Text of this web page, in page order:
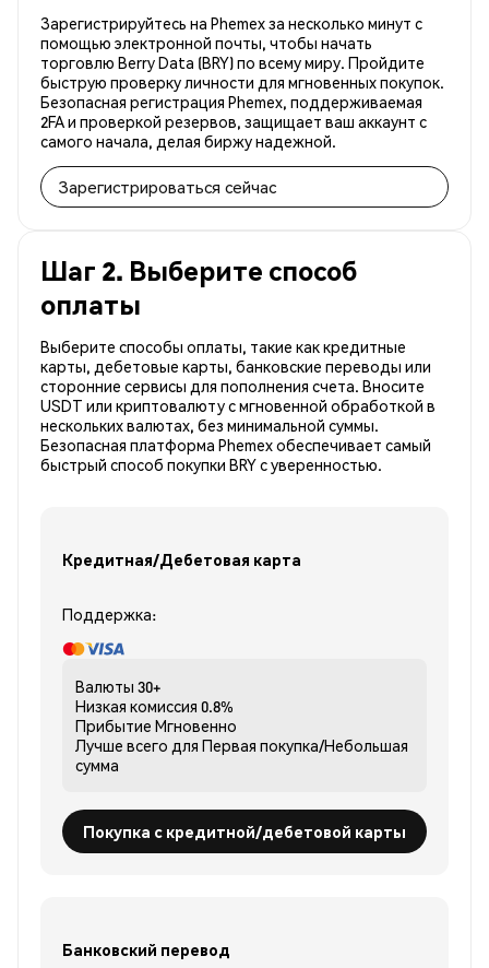
Зарегистрируйтесь на Phemex за несколько минут с
помощью электронной почты, чтобы начать
торговлю Berry Data (BRY) по всему миру. Пройдите
быструю проверку личности для мгновенных покупок.
Безопасная регистрация Phemex, поддерживаемая
2FA и проверкой резервов, защищает ваш аккаунт с
самого начала, делая биржу надежной.
Зарегистрироваться сейчас
Шаг 2. Выберите способ
оплаты
Выберите способы оплаты, такие как кредитные
карты, дебетовые карты, банковские переводы или
сторонние сервисы для пополнения счета. Вносите
USDT или криптовалюту с мгновенной обработкой в
нескольких валютах, без минимальной суммы.
Безопасная платформа Phemex обеспечивает самый
быстрый способ покупки BRY с уверенностью.
Кредитная/Дебетовая карта
Поддержка:
Валюты 30+
Низкая комиссия 0.8%
Прибытие Мгновенно
Лучше всего для Первая покупка/Небольшая
сумма
Покупка с кредитной/дебетовой карты
Банковский перевод